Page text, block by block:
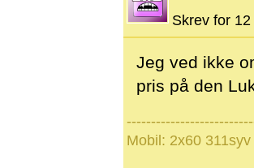
Skrev for
Jeg ved ikke
pris på den
Mobil: 2x60 311syv